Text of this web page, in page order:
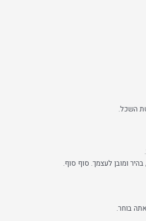
השכל.
ומובן לעצמך. סוף סוף.
בוחר.